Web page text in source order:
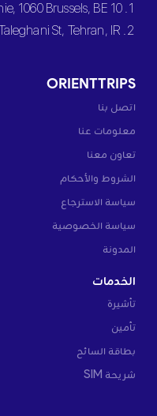
1. 10 Rue d’Albanie, 1060 Brussels, BE
2. L2, 141 Taleghani St, Tehran, IR
ORIENTTRIPS
اتصل بنا
معلومات عنا
تعاون معنا
الشروط والأحكام
سياسة الاسترجاع
سياسة الخصوصية
المدونة
الخدمات
تأشيرة
تأمين
بطاقة السائح
شريحة SIM